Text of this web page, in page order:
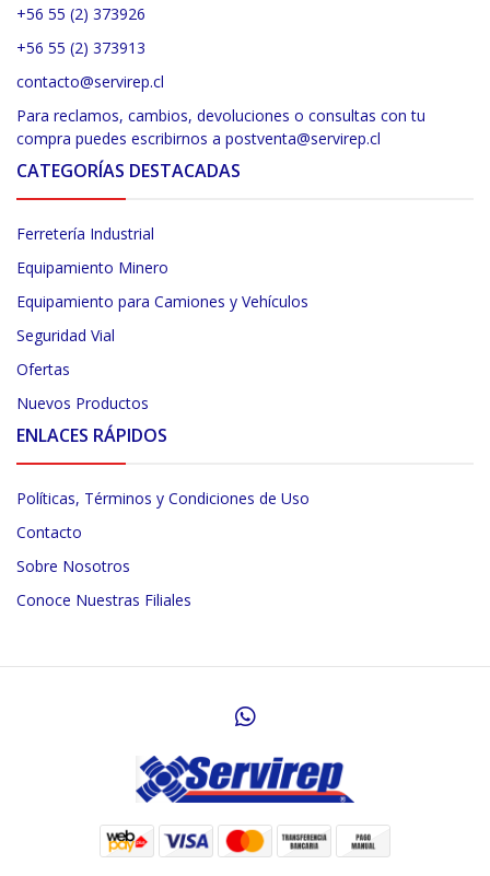
+56 55 (2) 373926
+56 55 (2) 373913
contacto@servirep.cl
Para reclamos, cambios, devoluciones o consultas con tu
compra puedes escribirnos a postventa@servirep.cl
CATEGORÍAS DESTACADAS
Ferretería Industrial
Equipamiento Minero
Equipamiento para Camiones y Vehículos
Seguridad Vial
Ofertas
Nuevos Productos
ENLACES RÁPIDOS
Políticas, Términos y Condiciones de Uso
Contacto
Sobre Nosotros
Conoce Nuestras Filiales